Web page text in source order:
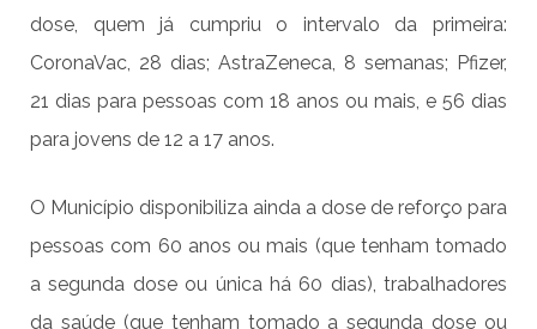
dose, quem já cumpriu o intervalo da primeira:
CoronaVac, 28 dias; AstraZeneca, 8 semanas; Pfizer,
21 dias para pessoas com 18 anos ou mais, e 56 dias
para jovens de 12 a 17 anos.
O Município disponibiliza ainda a dose de reforço para
pessoas com 60 anos ou mais (que tenham tomado
a segunda dose ou única há 60 dias), trabalhadores
da saúde (que tenham tomado a segunda dose ou